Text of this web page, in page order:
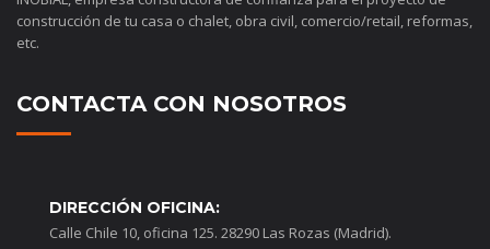
construcción de tu casa o chalet, obra civil, comercio/retail, reformas,
etc.
CONTACTA CON NOSOTROS
DIRECCIÓN OFICINA:
Calle Chile 10, oficina 125. 28290 Las Rozas (Madrid).